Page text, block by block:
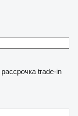
рассрочка trade-in